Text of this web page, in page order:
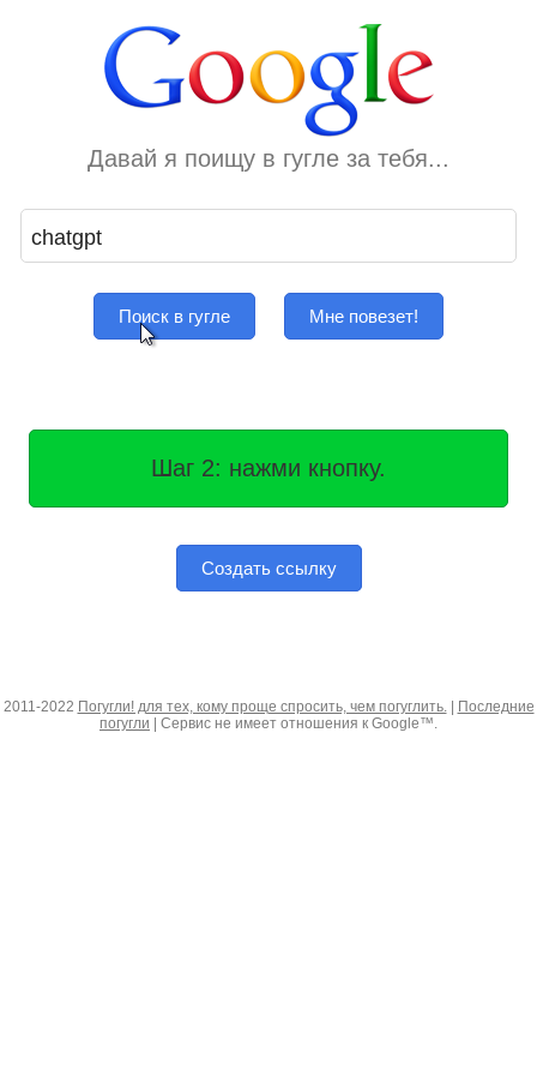
Давай я поищу в гугле за тебя...
Поиск в гугле Мне повезет!
Шаг 2: нажми кнопку.
Создать ссылку
2011-2022 Погугли! для тех, кому проще спросить, чем погуглить.|
Последние
погугли | Сервис не имеет отношения к Google™.